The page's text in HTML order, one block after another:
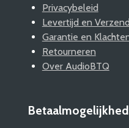
Privacybeleid
Levertijd en
Garantie en
Retourneren
Over AudioBTQ